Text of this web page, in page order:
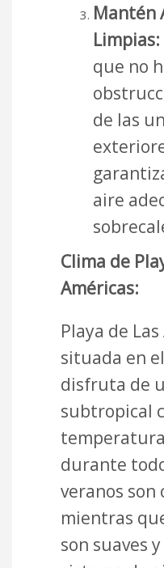
Mantén
Limpias:
que no
de las
aire
Clima de
Américas:
Playa de
situada en
disfruta de
subtropical
durante
veranos son
mientras
son suaves